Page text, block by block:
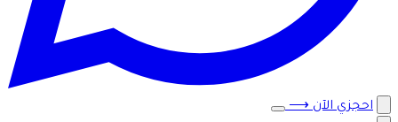
احجزي الآن⟶